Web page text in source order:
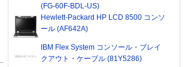
(FG-60F-BDL-US)
Hewlett-Packard HP LCD 8500 コンソ
ール (AF642A)
IBM Flex System コンソール・ブレイ
クアウト・ケーブル (81Y5286)